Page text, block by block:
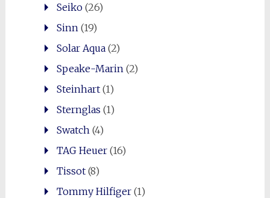
Seiko(26)
Sinn (19)
Solar Aqua(2)
Speake-Marin (2)
Steinhart(1)
Sternglas (1)
Swatch (4)
TAG Heuer(16)
Tissot(8)
Tommy Hilfiger(1)